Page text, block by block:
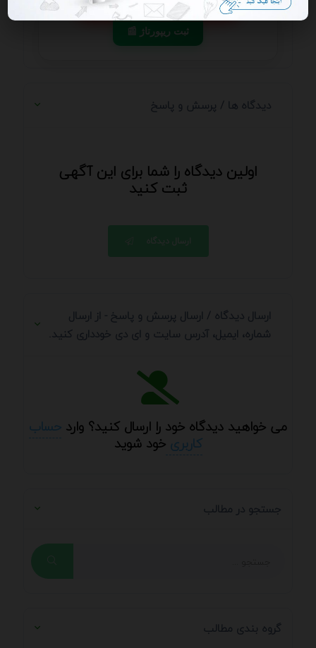
📰 ثبت ریپورتاژ
دیدگاه ها / پرسش و پاسخ
اولین دیدگاه را شما برای این آگهی
ثبت کنید
ارسال دیدگاه
ارسال دیدگاه / ارسال پرسش و پاسخ - از ارسال
شماره، ایمیل، آدرس سایت و ای دی خودداری کنید.
می خواهید دیدگاه خود را ارسال کنید؟ وارد حساب
کاربریخود شوید
جستجو در مطالب
گروه بندی مطالب